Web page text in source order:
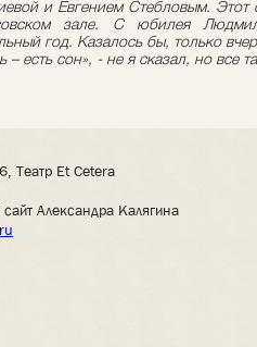
и Евгением Стебловым. Этот
зале. С юбилея
год. Казалось бы, только
– есть сон», - не я сказал, но все
Театр Et Cetera
Александра Калягина